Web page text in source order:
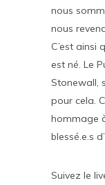
nous
nous
C’est ainsi
est né. Le
Stonewall,
pour cela.
hommage
blessé.e.s
Suivez le